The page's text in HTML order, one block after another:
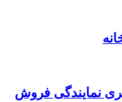
نمایندگی فروش